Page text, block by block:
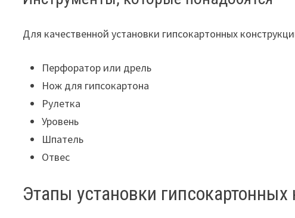
Для качественной установки гипсокартонных
Перфоратор или дрель
Нож для гипсокартона
Рулетка
Уровень
Шпатель
Отвес
Этапы установки гипсокартонных